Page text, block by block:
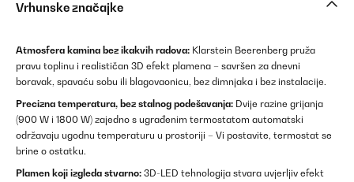
Vrhunske značajke
Atmosfera kamina bez ikakvih radova: Klarstein Beerenberg pruža
pravu toplinu i realističan 3D efekt plamena – savršen za dnevni
boravak, spavaću sobu ili blagovaonicu, bez dimnjaka i bez instalacije.
Precizna temperatura, bez stalnog podešavanja: Dvije razine grijanja
(900 W i 1800 W) zajedno s ugrađenim termostatom automatski
održavaju ugodnu temperaturu u prostoriji – Vi postavite, termostat se
brine o ostatku.
Plamen koji izgleda stvarno: 3D-LED tehnologija stvara uvjerljiv efekt